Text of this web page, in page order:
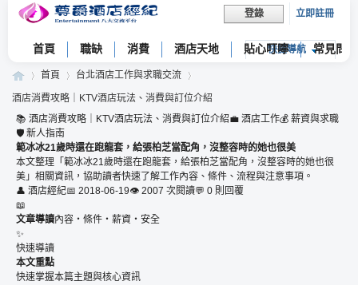
登錄 立即註冊
快捷導航
首頁 職缺 消費 酒店天地 貼心叮嚀 常見問題
尊 »
首頁
›
台北酒店工作與求職交流
›
酒店消費攻略｜KTV酒店玩法、消費與訂位介紹
📚 酒店消費攻略｜KTV酒店玩法、消費與訂位介紹💼 酒店工作💰 薪資與求職
🛡 新人指南
範冰冰21歲時還在跑龍套，給張柏芝當配角，沒整容時的她也很美
本文整理「範冰冰21歲時還在跑龍套，給張柏芝當配角，沒整容時的她也很
美」相關資訊，協助讀者快速了解工作內容、條件、流程與注意事項。
👤 酒店經紀📅 2018-06-19👁 2007 次閱讀💬 0 則回覆
📖
文章導讀內容・條件・薪資・安全
✨
快速導讀
本文重點
快速掌握本篇主題與核心資訊